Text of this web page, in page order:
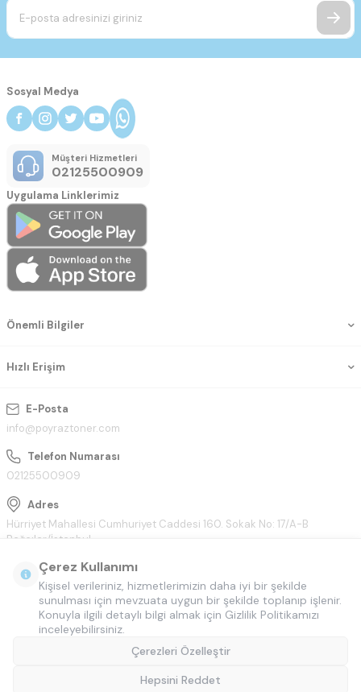
E-Posta
info@poyraztoner.com
Telefon Numarası
02125500909
Adres
Hürriyet Mahallesi Cumhuriyet Caddesi 160. Sokak No: 17/A-B
Bağcılar/İstanbul
Önemli Bilgiler
Hızlı Erişim
Sosyal Medya
Müşteri Hizmetleri
02125500909
Uygulama Linklerimiz
Çerez Kullanımı
Kişisel verileriniz, hizmetlerimizin daha iyi bir şekilde
sunulması için mevzuata uygun bir şekilde toplanıp işlenir.
Konuyla ilgili detaylı bilgi almak için Gizlilik Politikamızı
inceleyebilirsiniz.
Çerezleri Özelleştir
Hepsini Reddet